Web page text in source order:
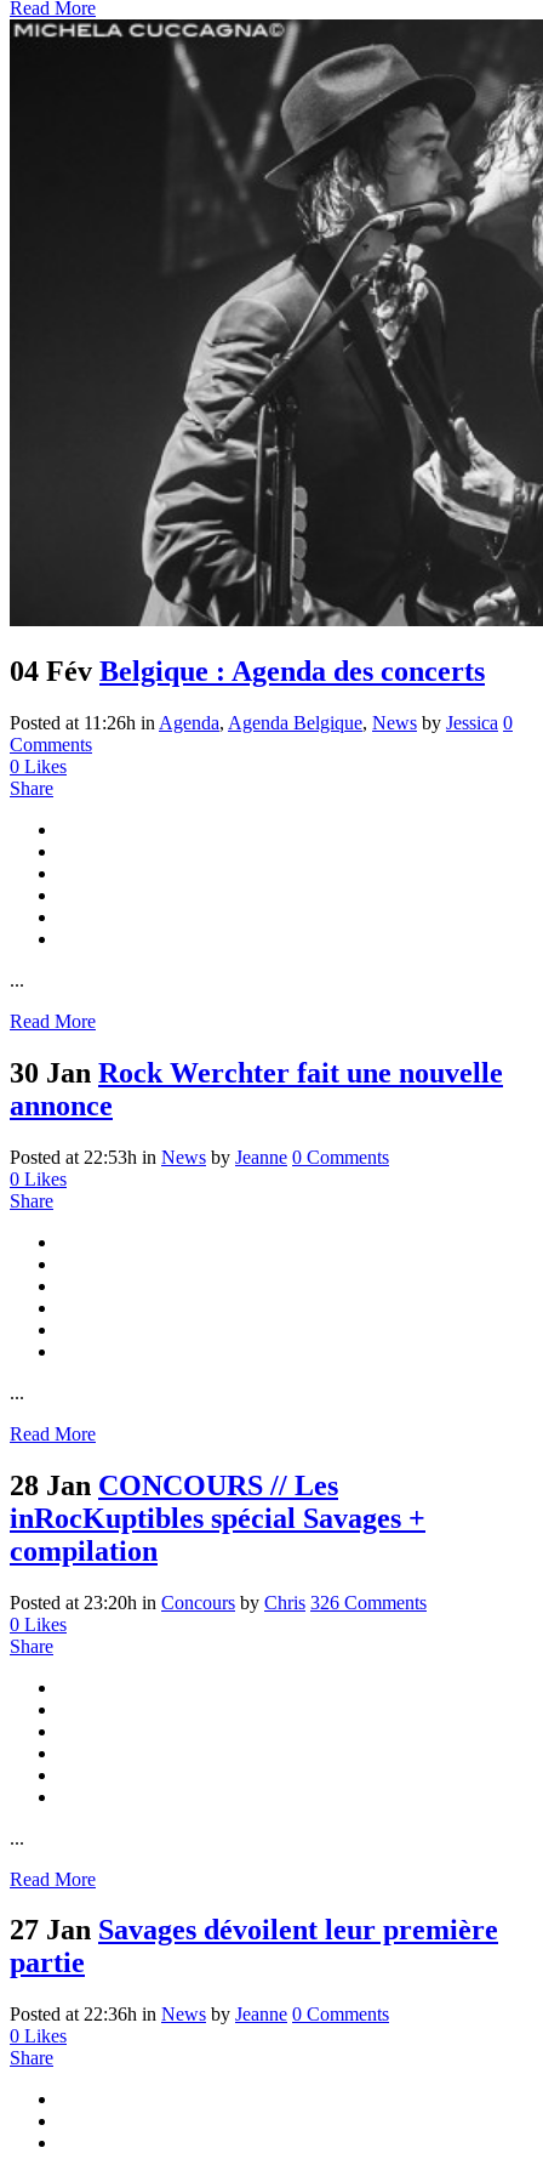
Read More
04 Fév Belgique : Agenda des concerts
Posted at 11:26h in Agenda, Agenda Belgique, News by Jessica 0
Comments
0 Likes
Share
...
Read More
30 Jan Rock Werchter fait une nouvelle
annonce
Posted at 22:53h in News by Jeanne 0 Comments
0 Likes
Share
...
Read More
28 Jan CONCOURS // Les
inRocKuptibles spécial Savages +
compilation
Posted at 23:20h in Concours by Chris 326 Comments
0 Likes
Share
...
Read More
27 Jan Savages dévoilent leur première
partie
Posted at 22:36h in News by Jeanne 0 Comments
0 Likes
Share